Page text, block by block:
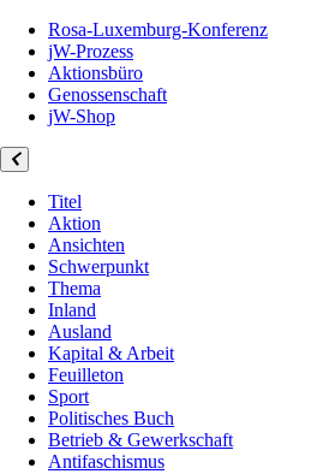
Rosa-Luxemburg-Konferenz
jW-Prozess
Aktionsbüro
Genossenschaft
jW-Shop
Titel
Aktion
Ansichten
Schwerpunkt
Thema
Inland
Ausland
Kapital & Arbeit
Feuilleton
Sport
Politisches Buch
Betrieb & Gewerkschaft
Antifaschismus